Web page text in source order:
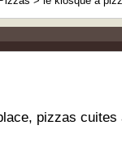
pizzas cuites